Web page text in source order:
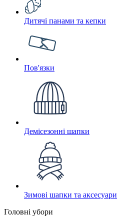
Дитячі панами та кепки
Пов'язки
Демісезонні шапки
Зимові шапки та аксесуари
Головні убори